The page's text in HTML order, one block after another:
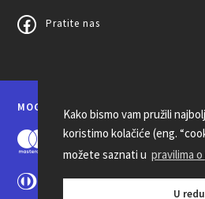
Kako bismo vam pružili
koristimo kolačiće (eng.
možete saznati u pravilima
U redu
Pratite nas
MOGUĆNOSTI PLAĆANJA